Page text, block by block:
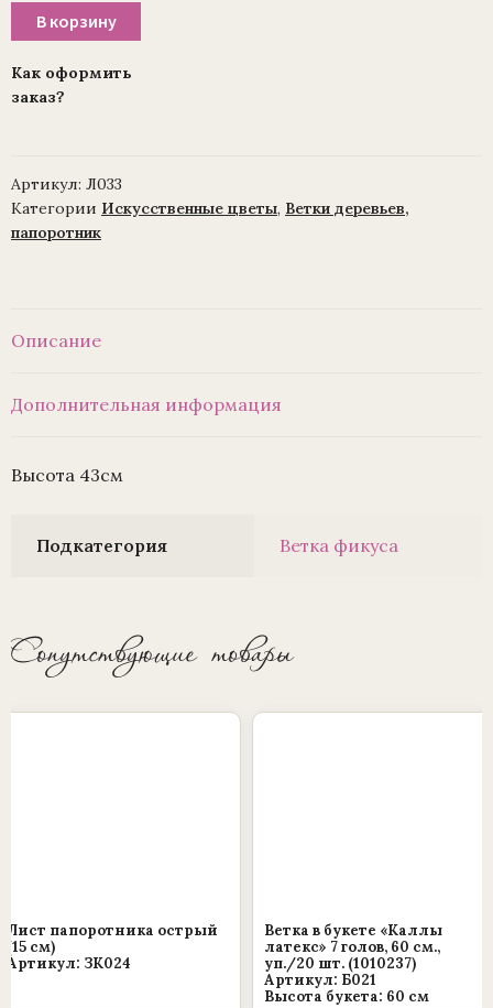
фикуса
одиночного
для
венка
(1010237)
(20шт./
В корзину
Как оформить
заказ?
Артикул: Л033
Категории Искусственные цветы, Ветки деревьев,
папоротник
Описание
Дополнительная информация
Высота 43см
Подкатегория Ветка фикуса
Сопутствующие товары
Лист папоротника острый
(15 см)
Артикул: ЗК024
Ветка в букете «Каллы
латекс» 7 голов, 60 см.,
уп./20 шт. (1010237)
Артикул: Б021
Высота букета: 60 см